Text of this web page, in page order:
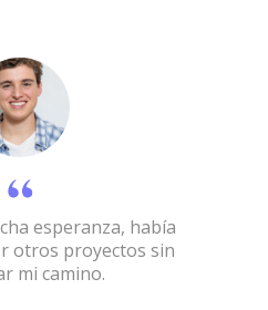
esperanza, había
otros proyectos sin
mi camino.